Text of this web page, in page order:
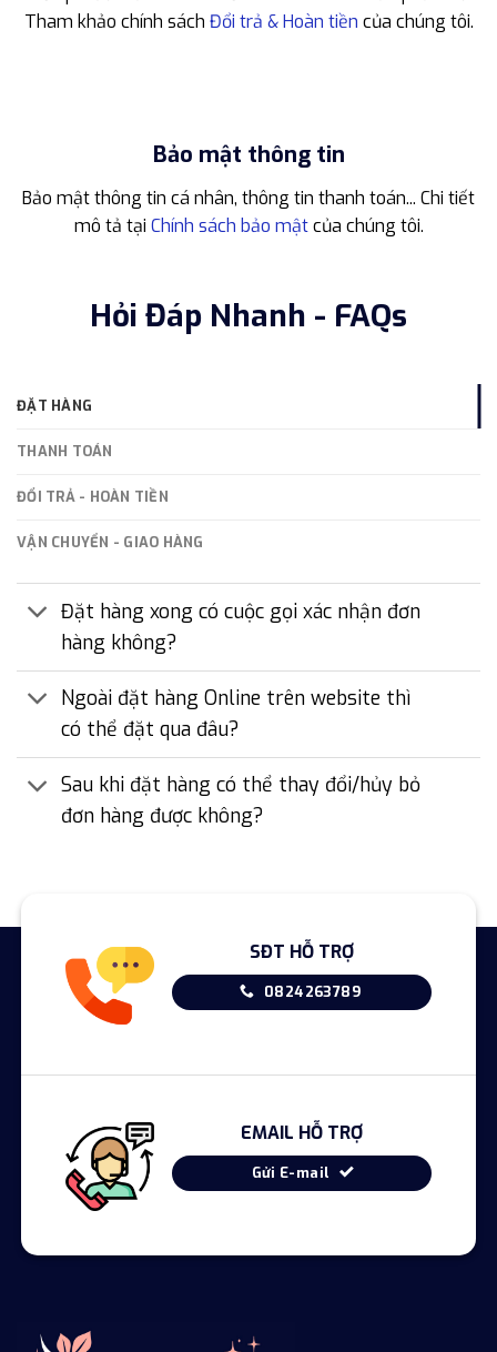
Tham khảo chính sách Đổi trả & Hoàn tiền của chúng tôi.
Bảo mật thông tin
Bảo mật thông tin cá nhân, thông tin thanh toán... Chi tiết
mô tả tại Chính sách bảo mậtcủa chúng tôi.
Hỏi Đáp Nhanh - FAQs
ĐẶT HÀNG
THANH TOÁN
ĐỔI TRẢ - HOÀN TIỀN
VẬN CHUYỂN - GIAO HÀNG
Đặt hàng xong có cuộc gọi xác nhận đơn
hàng không?
Ngoài đặt hàng Online trên website thì
có thể đặt qua đâu?
Sau khi đặt hàng có thể thay đổi/hủy bỏ
đơn hàng được không?
SĐT HỖ TRỢ
0824263789
EMAIL HỖ TRỢ
Gửi E-mail